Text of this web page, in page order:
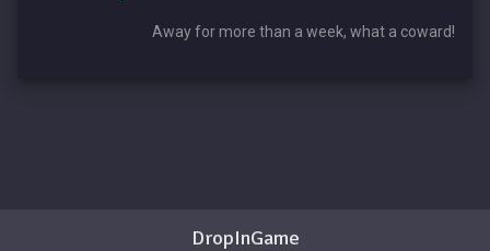
Away for more than a week, what a coward!
DropInGame